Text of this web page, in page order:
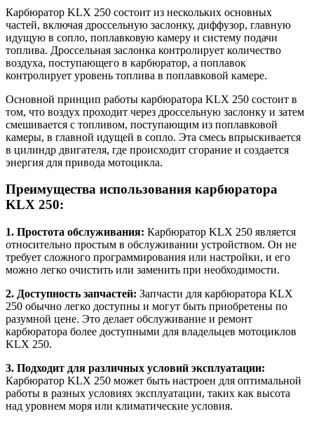
Карбюратор KLX 250 состоит из нескольких основных
частей, включая дроссельную заслонку, диффузор, главную
идущую в сопло, поплавковую камеру и систему подачи
топлива. Дроссельная заслонка контролирует количество
воздуха, поступающего в карбюратор, а поплавок
контролирует уровень топлива в поплавковой камере.
Основной принцип работы карбюратора KLX 250 состоит в
том, что воздух проходит через дроссельную заслонку и затем
смешивается с топливом, поступающим из поплавковой
камеры, в главной идущей в сопло. Эта смесь впрыскивается
в цилиндр двигателя, где происходит сгорание и создается
энергия для привода мотоцикла.
Преимущества использования карбюратора
KLX 250:
1. Простота обслуживания: Карбюратор KLX 250 является
относительно простым в обслуживании устройством. Он не
требует сложного программирования или настройки, и его
можно легко очистить или заменить при необходимости.
2. Доступность запчастей: Запчасти для карбюратора KLX
250 обычно легко доступны и могут быть приобретены по
разумной цене. Это делает обслуживание и ремонт
карбюратора более доступными для владельцев мотоциклов
KLX 250.
3. Подходит для различных условий эксплуатации:
Карбюратор KLX 250 может быть настроен для оптимальной
работы в разных условиях эксплуатации, таких как высота
над уровнем моря или климатические условия.